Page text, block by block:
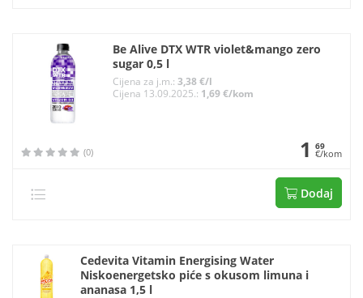
Be Alive DTX WTR violet&mango zero
sugar 0,5 l
Cijena za j.m.: 3,38 €/l
Cijena 13.09.2025.: 1,69 €/kom
(0) 1 69
€/kom
Dodaj
Cedevita Vitamin Energising Water
Niskoenergetsko piće s okusom limuna i
ananasa 1,5 l